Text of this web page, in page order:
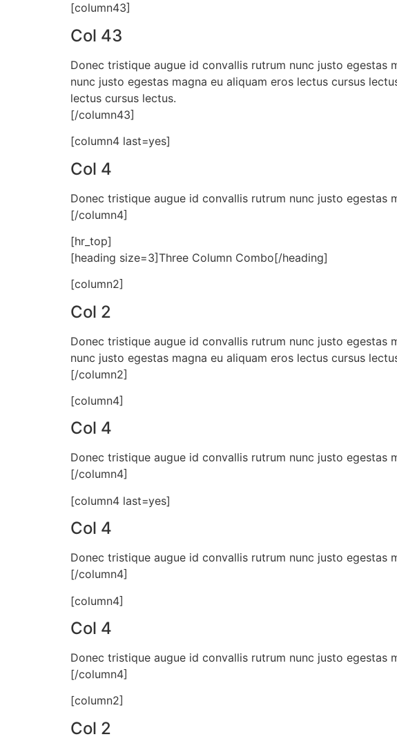
[column43]
Col 43
Donec tristique augue id convallis rutrum nunc justo egestas
nunc justo egestas magna eu aliquam eros lectus cursus
lectus cursus lectus.
[/column43]
[column4 last=yes]
Col 4
Donec tristique augue id convallis rutrum nunc justo egestas
[/column4]
[hr_top]
[heading size=3]Three Column Combo[/heading]
[column2]
Col 2
Donec tristique augue id convallis rutrum nunc justo egestas
nunc justo egestas magna eu aliquam eros lectus cursus
[/column2]
[column4]
Col 4
Donec tristique augue id convallis rutrum nunc justo egestas
[/column4]
[column4 last=yes]
Col 4
Donec tristique augue id convallis rutrum nunc justo egestas
[/column4]
[column4]
Col 4
Donec tristique augue id convallis rutrum nunc justo egestas
[/column4]
[column2]
Col 2